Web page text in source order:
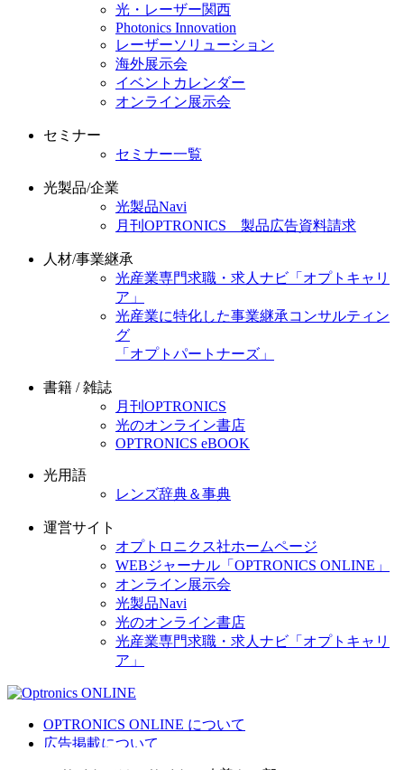
光・レーザー関西
Photonics Innovation
レーザーソリューション
海外展示会
イベントカレンダー
オンライン展示会
セミナー
セミナー一覧
光製品/企業
光製品Navi
月刊OPTRONICS 製品広告資料請求
人材/事業継承
光産業専門求職・求人ナビ「オプトキャリ
ア」
光産業に特化した事業継承コンサルティン
グ
「オプトパートナーズ」
書籍 / 雑誌
月刊OPTRONICS
光のオンライン書店
OPTRONICS eBOOK
光用語
レンズ辞典＆事典
運営サイト
オプトロニクス社ホームページ
WEBジャーナル「OPTRONICS ONLINE」
オンライン展示会
光製品Navi
光のオンライン書店
光産業専門求職・求人ナビ「オプトキャリ
ア」
OPTRONICS ONLINE について
広告掲載について